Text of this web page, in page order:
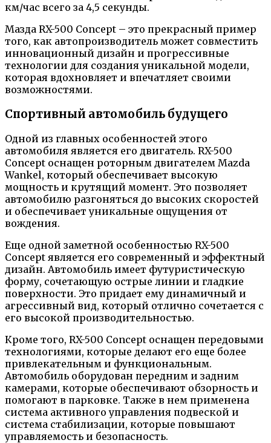
км/час всего за 4,5 секунды.
Мазда RX-500 Concept – это прекрасный пример
того, как автопроизводитель может совместить
инновационный дизайн и прогрессивные
технологии для создания уникальной модели,
которая вдохновляет и впечатляет своими
возможностями.
Спортивный автомобиль будущего
Одной из главных особенностей этого
автомобиля является его двигатель. RX-500
Concept оснащен роторным двигателем Mazda
Wankel, который обеспечивает высокую
мощность и крутящий момент. Это позволяет
автомобилю разгоняться до высоких скоростей
и обеспечивает уникальные ощущения от
вождения.
Еще одной заметной особенностью RX-500
Concept является его современный и эффектный
дизайн. Автомобиль имеет футуристическую
форму, сочетающую острые линии и гладкие
поверхности. Это придает ему динамичный и
агрессивный вид, который отлично сочетается с
его высокой производительностью.
Кроме того, RX-500 Concept оснащен передовыми
технологиями, которые делают его еще более
привлекательным и функциональным.
Автомобиль оборудован передним и задним
камерами, которые обеспечивают обзорность и
помогают в парковке. Также в нем применена
система активного управления подвеской и
система стабилизации, которые повышают
управляемость и безопасность.